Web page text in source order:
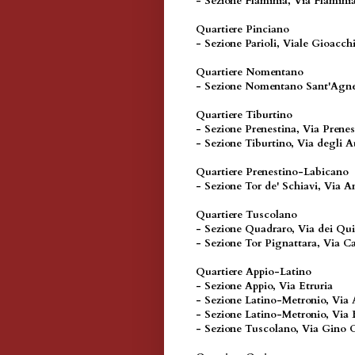
Quartiere Pinciano
- Sezione Parioli, Viale
Quartiere Nomentano
- Sezione Nomentano
Quartiere Tiburtino
- Sezione Prenestina, Via
- Sezione Tiburtino, Via degli
Quartiere Prenestino-Labicano
- Sezione Tor de' Schiavi, Via
Quartiere Tuscolano
- Sezione Quadraro, Via dei
- Sezione Tor Pignattara, Via
Quartiere Appio-Latino
- Sezione Appio, Via Etruria
- Sezione Latino-Metronio, Via
- Sezione Latino-Metronio, Via
- Sezione Tuscolano, Via Gino